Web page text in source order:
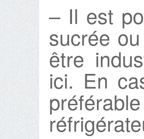
– Il est
sucrée
être
ici. En